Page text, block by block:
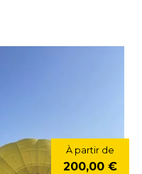
À partir de
200,00 €